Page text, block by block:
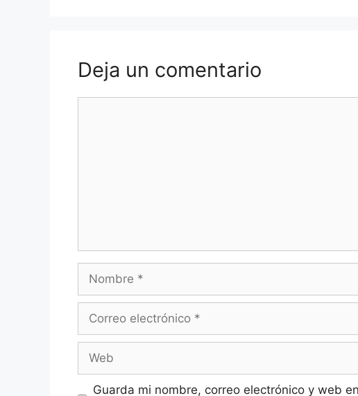
Deja un comentario
Nombre
Correo
Web
Guarda mi nombre, correo electrónico y web